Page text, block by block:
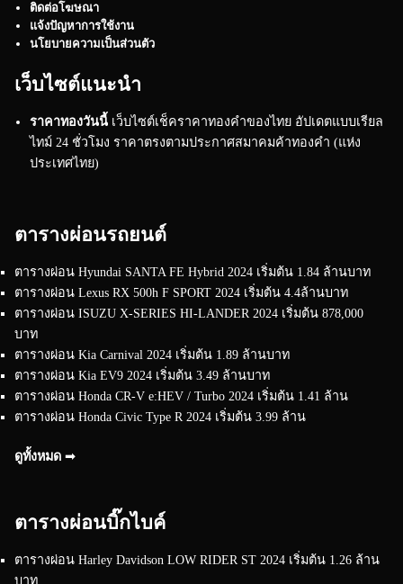
ติดต่อโฆษณา
แจ้งปัญหาการใช้งาน
นโยบายความเป็นส่วนตัว
เว็บไซต์แนะนำ
ราคาทองวันนี้ เว็บไซต์เช็คราคาทองคำของไทย อัปเดตแบบเรียล
ไทม์ 24 ชั่วโมง ราคาตรงตามประกาศสมาคมค้าทองคำ (แห่ง
ประเทศไทย)
ตารางผ่อนรถยนต์
ตารางผ่อน Hyundai SANTA FE Hybrid 2024 เริ่มต้น 1.84 ล้านบาท
ตารางผ่อน Lexus RX 500h F SPORT 2024 เริ่มต้น 4.4ล้านบาท
ตารางผ่อน ISUZU X-SERIES HI-LANDER 2024 เริ่มต้น 878,000
บาท
ตารางผ่อน Kia Carnival 2024 เริ่มต้น 1.89 ล้านบาท
ตารางผ่อน Kia EV9 2024 เริ่มต้น 3.49 ล้านบาท
ตารางผ่อน Honda CR-V e:HEV / Turbo 2024 เริ่มต้น 1.41 ล้าน
ตารางผ่อน Honda Civic Type R 2024 เริ่มต้น 3.99 ล้าน
ดูทั้งหมด ➟
ตารางผ่อนบิ๊กไบค์
ตารางผ่อน Harley Davidson LOW RIDER ST 2024 เริ่มต้น 1.26 ล้าน
บาท